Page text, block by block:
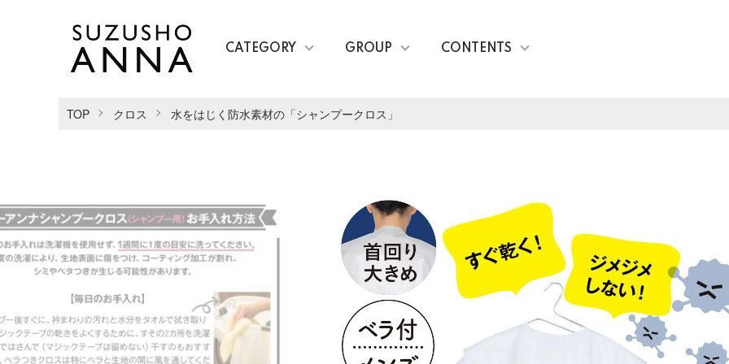
CATEGORY GROUP CONTENTS
TOP クロス 水をはじく防水素材の「シャンプークロス」